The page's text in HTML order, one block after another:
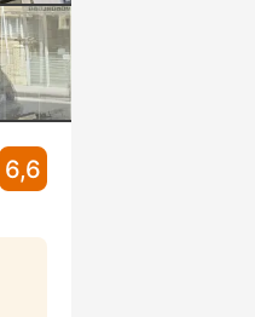
6,6